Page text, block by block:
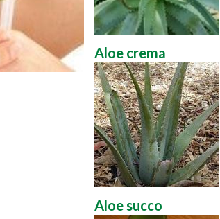
Aloe crema
Aloe succo